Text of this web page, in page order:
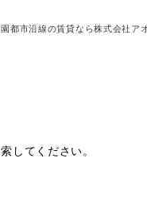
都市沿線の賃貸なら株式会社ア
してください。